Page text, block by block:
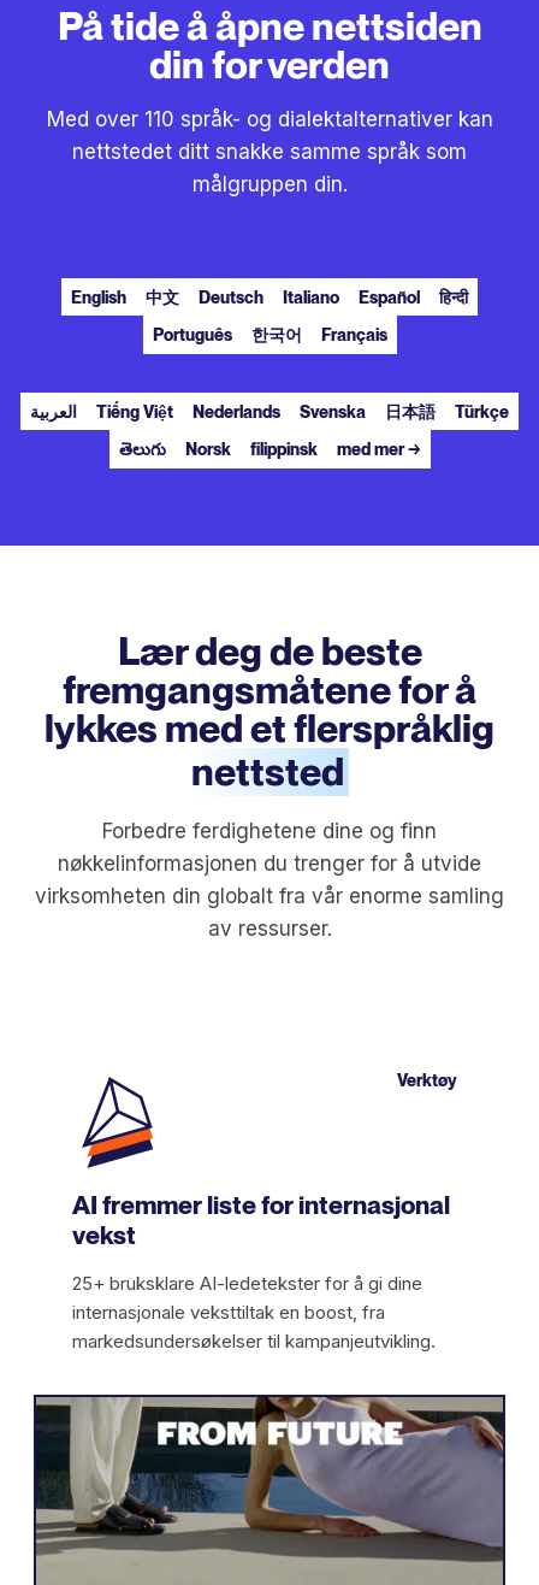
På tide å åpne nettsiden
din for verden
Med over 110 språk- og dialektalternativer kan
nettstedet ditt snakke samme språk som
målgruppen din.
English 中文 Deutsch Italiano Español
हिन्दी
Português
한국어 Français
العربية Tiếng Việt Nederlands Svenska 日本語
Türkçe
తెలుగు
Norsk filippinsk med mer →
Lær deg de beste
fremgangsmåtene for å
lykkes med et flerspråklig
nettsted
Forbedre ferdighetene dine og finn
nøkkelinformasjonen du trenger for å utvide
virksomheten din globalt fra vår enorme samling
av ressurser.
Verktøy
AI fremmer liste for internasjonal
vekst
25+ bruksklare AI-ledetekster for å gi dine
internasjonale veksttiltak en boost, fra
markedsundersøkelser til kampanjeutvikling.